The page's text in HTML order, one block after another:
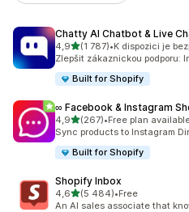
Chatty AI Chatbot & Live
4,9z 5 hvězd
(1 787)
Celkový počet recenzí: 1787
•K dispozici je
Zlepšit zákaznickou podporu:
Built for Shopify
∞ Facebook & Instagram
4,9z 5 hvězd
(267)
Celkový počet recenzí: 267
•Free plan
Sync products to Instagram
Built for Shopify
Shopify Inbox
4,6z 5 hvězd
(5 484)
Celkový počet recenzí: 5484
•Free
An AI sales associate that